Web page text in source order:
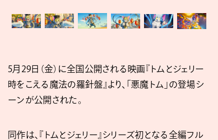
5月29日（金）に全国公開される映画『トムとジェリー
時をこえる魔法の羅針盤』より、「悪魔トム」の登場シ
ーンが公開された。
同作は、『トムとジェリー』シリーズ初となる全編フル